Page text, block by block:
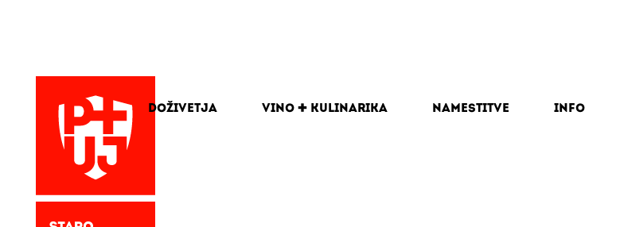
Doživetja Vino + kulinarika Namestitve Info